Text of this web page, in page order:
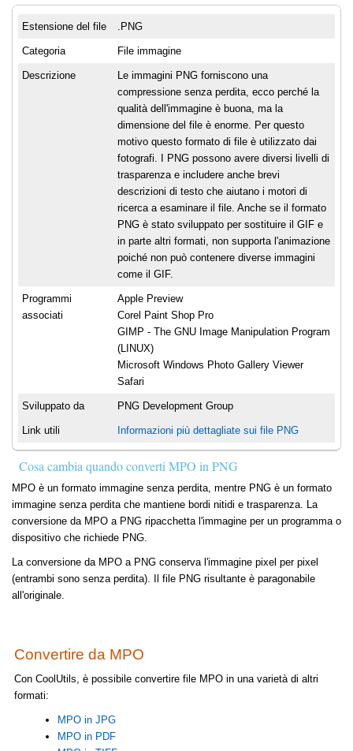
Estensione del file .PNG
Categoria File immagine
Descrizione
Le immagini PNG forniscono una
compressione senza perdita, ecco perché la
qualità dell'immagine è buona, ma la
dimensione del file è enorme. Per questo
motivo questo formato di file è utilizzato dai
fotografi. I PNG possono avere diversi livelli di
trasparenza e includere anche brevi
descrizioni di testo che aiutano i motori di
ricerca a esaminare il file. Anche se il formato
PNG è stato sviluppato per sostituire il GIF e
in parte altri formati, non supporta l'animazione
poiché non può contenere diverse immagini
come il GIF.
Programmi
associati
Apple Preview
Corel Paint Shop Pro
GIMP - The GNU Image Manipulation Program
(LINUX)
Microsoft Windows Photo Gallery Viewer
Safari
Sviluppato da PNG Development Group
Link utili Informazioni più dettagliate sui file PNG
Cosa cambia quando converti MPO in PNG
MPO è un formato immagine senza perdita, mentre PNG è un formato
immagine senza perdita che mantiene bordi nitidi e trasparenza. La
conversione da MPO a PNG ripacchetta l'immagine per un programma o
dispositivo che richiede PNG.
La conversione da MPO a PNG conserva l'immagine pixel per pixel
(entrambi sono senza perdita). Il file PNG risultante è paragonabile
all'originale.
Convertire da MPO
Con CoolUtils, è possibile convertire file MPO in una varietà di altri
formati:
MPO in JPG
MPO in PDF